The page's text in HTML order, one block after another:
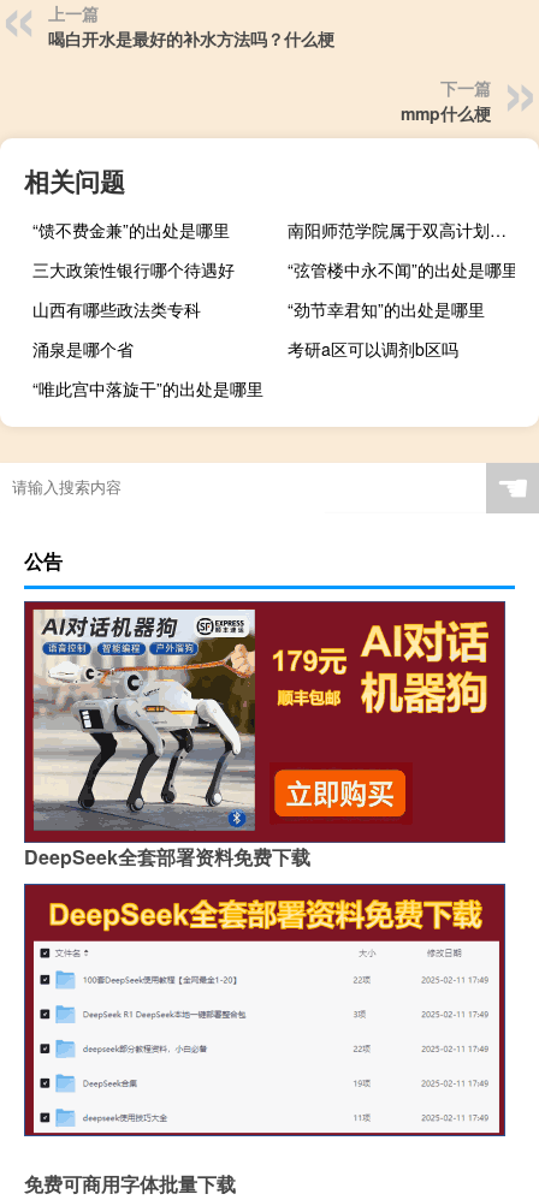
上一篇
喝白开水是最好的补水方法吗？什么梗
下一篇
mmp什么梗
相关问题
“馈不费金兼”的出处是哪里
南阳师范学院属于双高计划院校吗
三大政策性银行哪个待遇好
“弦管楼中永不闻”的出处是哪里
山西有哪些政法类专科
“劲节幸君知”的出处是哪里
涌泉是哪个省
考研a区可以调剂b区吗
“唯此宫中落旋干”的出处是哪里
☚
公告
DeepSeek全套部署资料免费下载
免费可商用字体批量下载